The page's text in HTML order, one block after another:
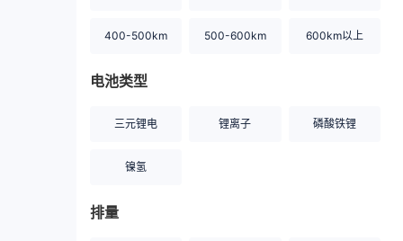
400-500km 500-600km 600km以上
电池类型
三元锂电 锂离子 磷酸铁锂
镍氢
排量